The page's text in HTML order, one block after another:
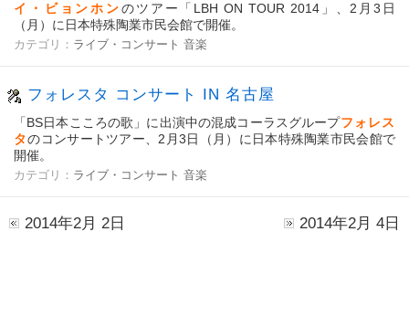
イ・ビョンホンのツアー「LBH ON TOUR 2014」、2月3日
（月）に日本特殊陶業市民会館で開催。
カテゴリ： ライブ・コンサート 音楽
フォレスタ コンサート IN 名古屋
「BS日本こころの歌」に出演中の混成コーラスグループフォレス
タのコンサートツアー、2月3日（月）に日本特殊陶業市民会館で
開催。
カテゴリ： ライブ・コンサート 音楽
2014年2月 2日 2014年2月 4日